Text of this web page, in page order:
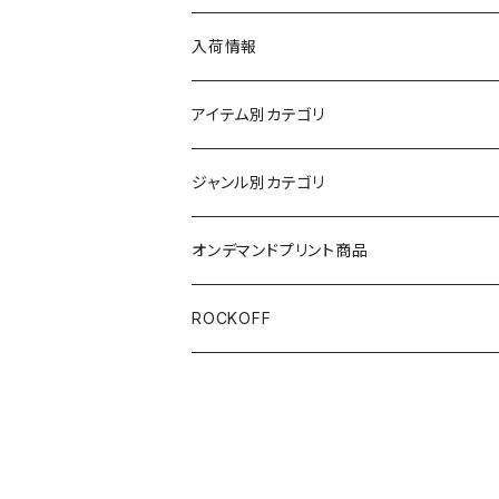
入荷情報
アイテム別カテゴリ
半袖
ブラック/グレー系
ホワイト
長袖
キッズ
ジャンル別カテゴリ
オリジナルデザイン
スカルファミリー
映画Ｔシャツ
オンデマンドプリント商品
ROCKOFF